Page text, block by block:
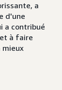
a
d'une
a contribué
à faire
mieux